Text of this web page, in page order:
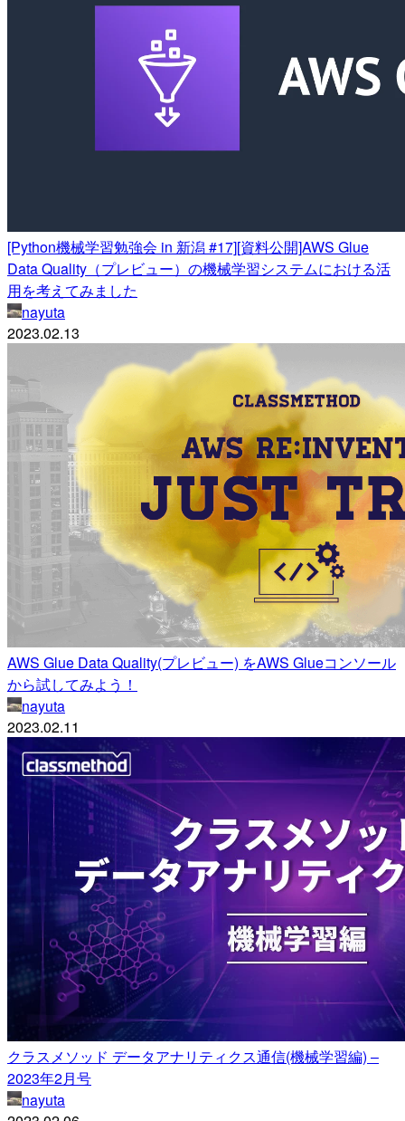
[Python機械学習勉強会 in 新潟 #17][資料公開]AWS Glue
Data Quality（プレビュー）の機械学習システムにおける活
用を考えてみました
nayuta
2023.02.13
AWS Glue Data Quality(プレビュー) をAWS Glueコンソール
から試してみよう！
nayuta
2023.02.11
クラスメソッド データアナリティクス通信(機械学習編) –
2023年2月号
nayuta